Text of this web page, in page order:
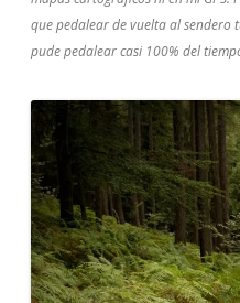
que pedalear de vuelta al sendero
pude pedalear casi 100% del